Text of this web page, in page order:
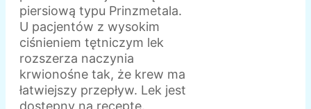
piersiową typu Prinzmetala.
U pacjentów z wysokim
ciśnieniem tętniczym lek
rozszerza naczynia
krwionośne tak, że krew ma
łatwiejszy przepływ. Lek jest
dostępny na receptę.